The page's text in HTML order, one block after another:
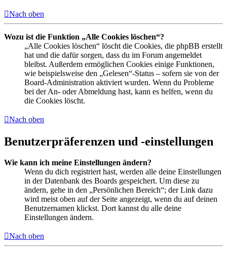
Nach oben
Wozu ist die Funktion „Alle Cookies löschen“?
„Alle Cookies löschen“ löscht die Cookies, die phpBB erstellt
hat und die dafür sorgen, dass du im Forum angemeldet
bleibst. Außerdem ermöglichen Cookies einige Funktionen,
wie beispielsweise den „Gelesen“-Status – sofern sie von der
Board-Administration aktiviert wurden. Wenn du Probleme
bei der An- oder Abmeldung hast, kann es helfen, wenn du
die Cookies löscht.
Nach oben
Benutzerpräferenzen und -einstellungen
Wie kann ich meine Einstellungen ändern?
Wenn du dich registriert hast, werden alle deine Einstellungen
in der Datenbank des Boards gespeichert. Um diese zu
ändern, gehe in den „Persönlichen Bereich“; der Link dazu
wird meist oben auf der Seite angezeigt, wenn du auf deinen
Benutzernamen klickst. Dort kannst du alle deine
Einstellungen ändern.
Nach oben